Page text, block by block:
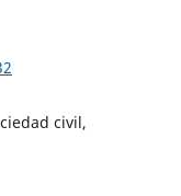
civil,